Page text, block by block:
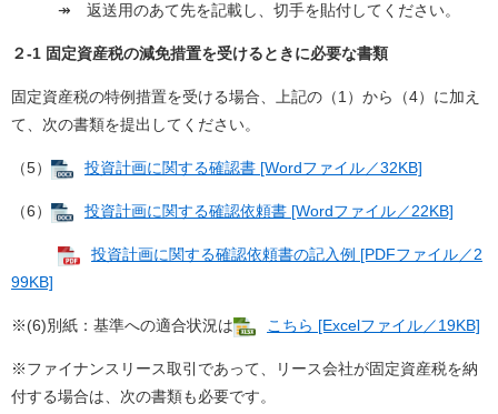
↠ 返送用のあて先を記載し、切手を貼付してください。
２-1 固定資産税の減免措置を受けるときに必要な書類
固定資産税の特例措置を受ける場合、上記の（1）から（4）に加え
て、次の書類を提出してください。
（5） 投資計画に関する確認書 [Wordファイル／32KB]
（6） 投資計画に関する確認依頼書 [Wordファイル／22KB]
投資計画に関する確認依頼書の記入例 [PDFファイル／2
99KB]
※(6)別紙：基準への適合状況は こちら [Excelファイル／19KB]
※ファイナンスリース取引であって、リース会社が固定資産税を納
付する場合は、次の書類も必要です。